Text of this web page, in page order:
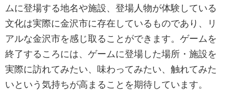
ムに登場する地名や施設、登場人物が体験している
文化は実際に金沢市に存在しているものであり、リ
アルな金沢市を感じ取ることができます。ゲームを
終了するころには、ゲームに登場した場所・施設を
実際に訪れてみたい、味わってみたい、触れてみた
いという気持ちが高まることを期待しています。